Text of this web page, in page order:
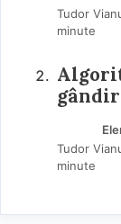
Tudor
minute
Tudor
minute